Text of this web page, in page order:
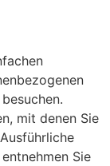
mit denen Sie
Sie